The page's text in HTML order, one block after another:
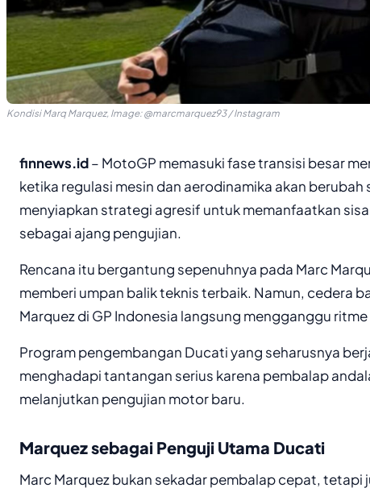
Kondisi Marq Marquez, Image: @marcmarquez93 / Instagram
finnews.id– MotoGP memasuki fase transisi besar
ketika regulasi mesin dan aerodinamika akan
menyiapkan strategi agresif untuk memanfaatkan
sebagai ajang pengujian.
Rencana itu bergantung sepenuhnya pada Marc
memberi umpan balik teknis terbaik. Namun, cedera
Marquez di GP Indonesia langsung mengganggu ritme
Program pengembangan Ducati yang seharusnya
menghadapi tantangan serius karena pembalap
melanjutkan pengujian motor baru.
Marquez sebagai Penguji Utama Ducati
Marc Marquez bukan sekadar pembalap cepat, tetapi